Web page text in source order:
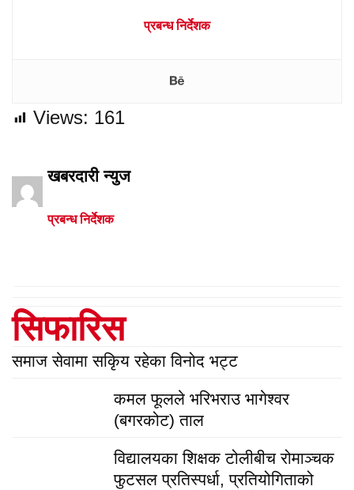
प्रबन्ध निर्देशक
Views: 161
खबरदारी न्युज
प्रबन्ध निर्देशक
सिफारिस
समाज सेवामा सकिृय रहेका विनोद भट्ट
कमल फूलले भरिभराउ भागेश्वर
(बगरकोट) ताल
विद्यालयका शिक्षक टोलीबीच रोमाञ्चक
फुटसल प्रतिस्पर्धा, प्रतियोगिताको